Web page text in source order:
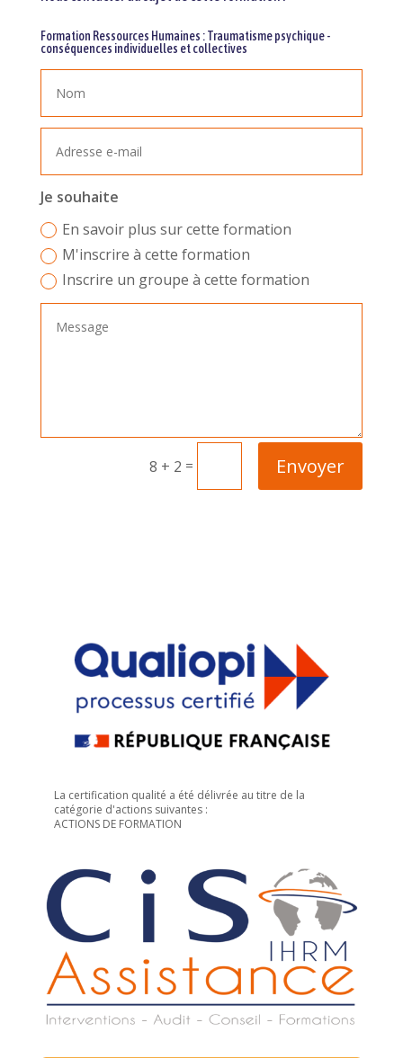
Formation Ressources Humaines : Traumatisme psychique -
conséquences individuelles et collectives
Je souhaite
En savoir plus sur cette formation
M'inscrire à cette formation
Inscrire un groupe à cette formation
8 + 2 = Envoyer
La certification qualité a été délivrée au titre de la
catégorie d'actions suivantes :
ACTIONS DE FORMATION